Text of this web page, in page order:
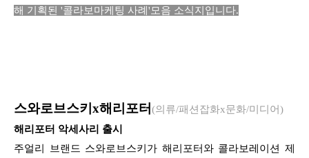
해 기획된 '콜라보마케팅 사례'모음 소식지입니다.
스와로브스키x해리포터 (의류/패션잡화x문화/미디어)
해리포터 악세사리 출시
주얼리 브랜드 스와로브스키가 해리포터와 콜라보레이션 제